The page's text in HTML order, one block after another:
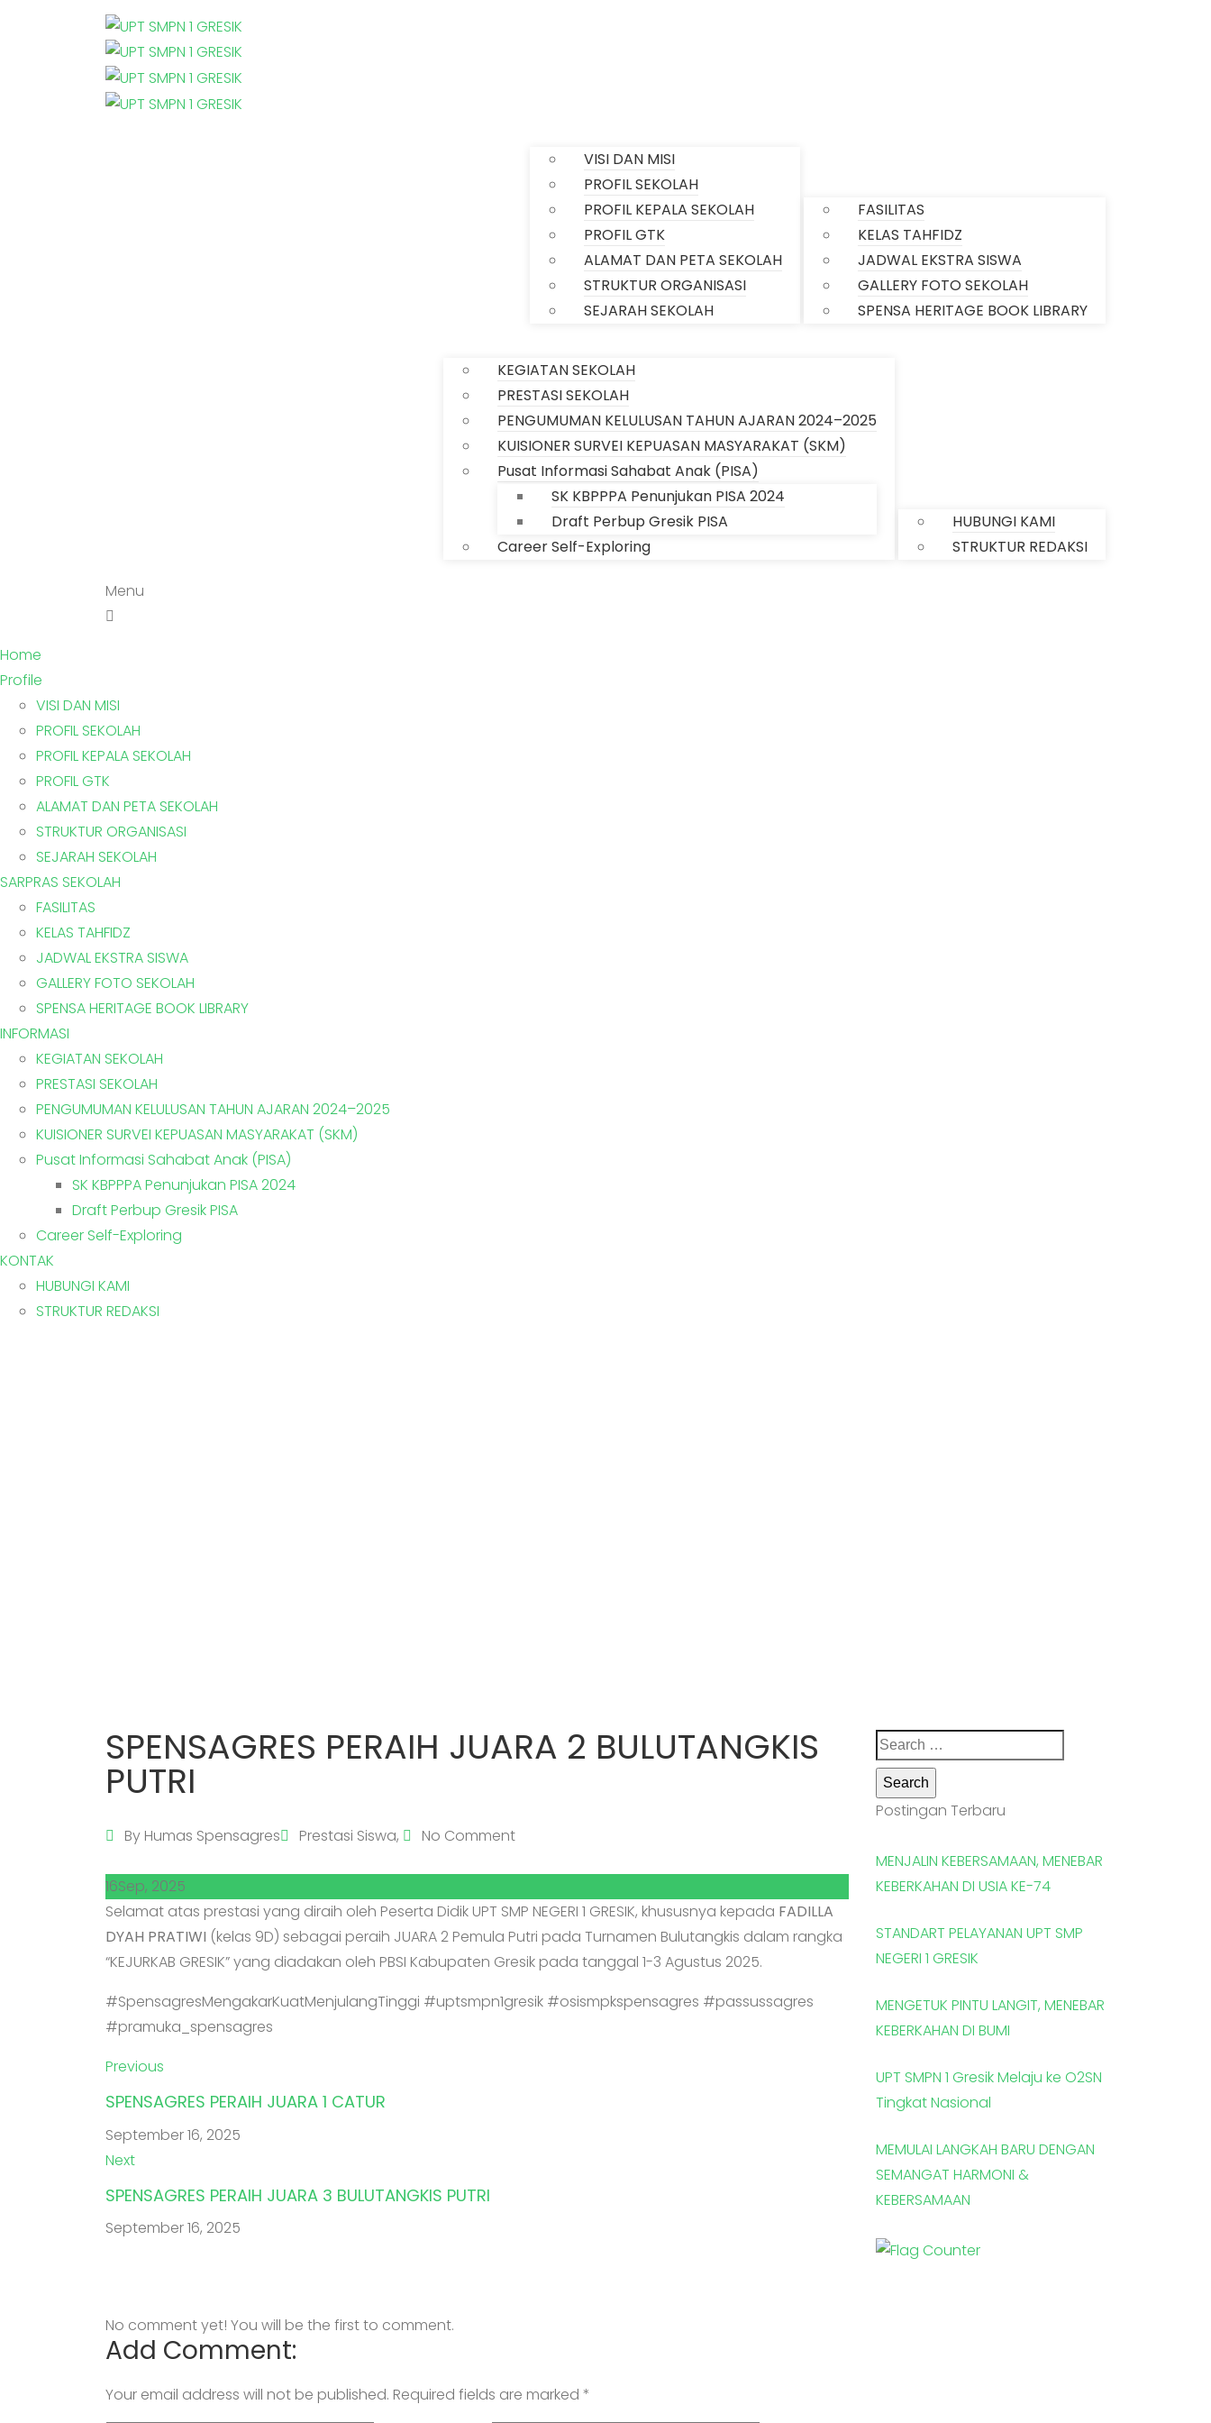
VISI DAN MISI
PROFIL SEKOLAH
PROFIL KEPALA SEKOLAH
PROFIL GTK
ALAMAT DAN PETA SEKOLAH
STRUKTUR ORGANISASI
SEJARAH SEKOLAH
FASILITAS
KELAS TAHFIDZ
JADWAL EKSTRA SISWA
GALLERY FOTO SEKOLAH
SPENSA HERITAGE BOOK LIBRARY
KEGIATAN SEKOLAH
PRESTASI SEKOLAH
PENGUMUMAN KELULUSAN TAHUN AJARAN 2024–2025
KUISIONER SURVEI KEPUASAN MASYARAKAT (SKM)
Pusat Informasi Sahabat Anak (PISA)
SK KBPPPA Penunjukan PISA 2024
Draft Perbup Gresik PISA
Career Self-Exploring
HUBUNGI KAMI
STRUKTUR REDAKSI
Menu
Home
Profile
VISI DAN MISI
PROFIL SEKOLAH
PROFIL KEPALA SEKOLAH
PROFIL GTK
ALAMAT DAN PETA SEKOLAH
STRUKTUR ORGANISASI
SEJARAH SEKOLAH
SARPRAS SEKOLAH
FASILITAS
KELAS TAHFIDZ
JADWAL EKSTRA SISWA
GALLERY FOTO SEKOLAH
SPENSA HERITAGE BOOK LIBRARY
INFORMASI
KEGIATAN SEKOLAH
PRESTASI SEKOLAH
PENGUMUMAN KELULUSAN TAHUN AJARAN 2024–2025
KUISIONER SURVEI KEPUASAN MASYARAKAT (SKM)
Pusat Informasi Sahabat Anak (PISA)
SK KBPPPA Penunjukan PISA 2024
Draft Perbup Gresik PISA
Career Self-Exploring
KONTAK
HUBUNGI KAMI
STRUKTUR REDAKSI
SPENSAGRES PERAIH JUARA 2 BULUTANGKIS
PUTRI
By Humas Spensagres Prestasi Siswa, No Comment
16Sep, 2025
Selamat atas prestasi yang diraih oleh Peserta Didik UPT SMP NEGERI 1 GRESIK, khususnya kepada FADILLA
DYAH PRATIWI (kelas 9D) sebagai peraih JUARA 2 Pemula Putri pada Turnamen Bulutangkis dalam rangka
“KEJURKAB GRESIK” yang diadakan oleh PBSI Kabupaten Gresik pada tanggal 1-3 Agustus 2025.
#SpensagresMengakarKuatMenjulangTinggi #uptsmpn1gresik #osismpkspensagres #passussagres
#pramuka_spensagres
Previous
SPENSAGRES PERAIH JUARA 1 CATUR
September 16, 2025
Next
SPENSAGRES PERAIH JUARA 3 BULUTANGKIS PUTRI
September 16, 2025
No comment yet! You will be the first to comment.
Add Comment:
Your email address will not be published. Required fields are marked *
Search
for:
Postingan Terbaru
MENJALIN KEBERSAMAAN, MENEBAR
KEBERKAHAN DI USIA KE-74
STANDART PELAYANAN UPT SMP
NEGERI 1 GRESIK
MENGETUK PINTU LANGIT, MENEBAR
KEBERKAHAN DI BUMI
UPT SMPN 1 Gresik Melaju ke O2SN
Tingkat Nasional
MEMULAI LANGKAH BARU DENGAN
SEMANGAT HARMONI &
KEBERSAMAAN